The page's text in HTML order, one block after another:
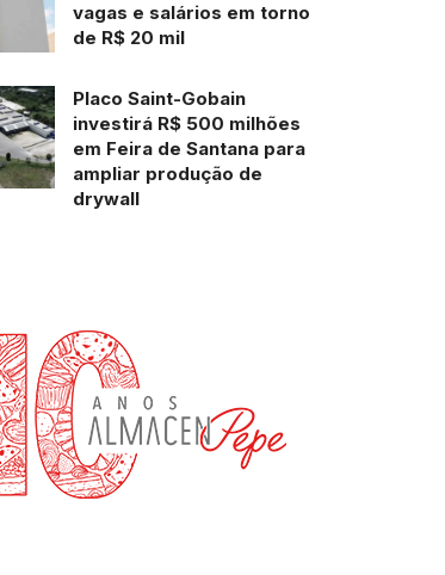
vagas e salários em torno
de R$ 20 mil
Placo Saint-Gobain
investirá R$ 500 milhões
em Feira de Santana para
ampliar produção de
drywall